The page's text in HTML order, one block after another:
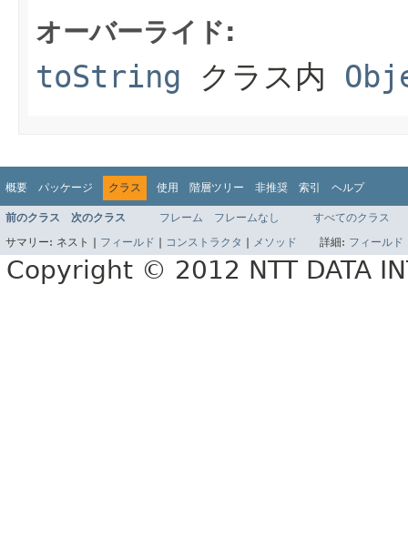
オーバーライド:
toString クラス内
概要 パッケージ クラス 使用 階層ツリー 非推奨 索引 ヘルプ
前のクラス 次のクラス フレーム フレームなし
すべてのクラス
サマリー: ネスト | フィールド コンストラクタ メソッド 詳細: フィールド
Copyright © 2012 NTT DATA